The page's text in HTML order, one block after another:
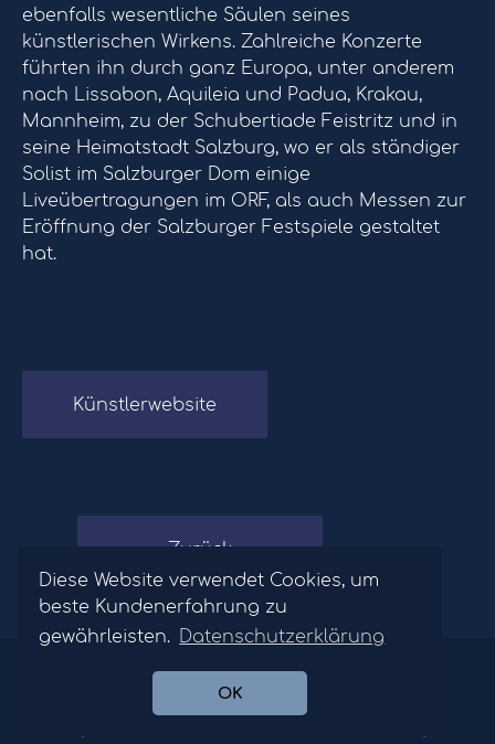
Diese Website verwendet Cookies, um
beste Kundenerfahrung zu
gewährleisten. Datenschutzerklärung
OK
ebenfalls wesentliche Säulen seines
künstlerischen Wirkens. Zahlreiche Konzerte
führten ihn durch ganz Europa, unter anderem
nach Lissabon, Aquileia und Padua, Krakau,
Mannheim, zu der Schubertiade Feistritz und in
seine Heimatstadt Salzburg, wo er als ständiger
Solist im Salzburger Dom einige
Liveübertragungen im ORF, als auch Messen zur
Eröffnung der Salzburger Festspiele gestaltet
hat.
Künstlerwebsite
Zurück
Impressum